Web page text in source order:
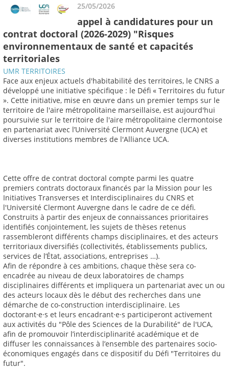
25/05/2026
appel à candidatures pour un
contrat doctoral (2026-2029) "Risques
environnementaux de santé et capacités
territoriales
UMR TERRITOIRES
Face aux enjeux actuels d'habitabilité des territoires, le CNRS a
développé une initiative spécifique : le Défi « Territoires du futur
». Cette initiative, mise en œuvre dans un premier temps sur le
territoire de l'aire métropolitaine marseillaise, est aujourd'hui
poursuivie sur le territoire de l'aire métropolitaine clermontoise
en partenariat avec l’Université Clermont Auvergne (UCA) et
diverses institutions membres de l'Alliance UCA.
Cette offre de contrat doctoral compte parmi les quatre
premiers contrats doctoraux financés par la Mission pour les
Initiatives Transverses et Interdisciplinaires du CNRS et
l'Université Clermont Auvergne dans le cadre de ce défi.
Construits à partir des enjeux de connaissances prioritaires
identifiés conjointement, les sujets de thèses retenus
rassembleront différents champs disciplinaires, et des acteurs
territoriaux diversifiés (collectivités, établissements publics,
services de l’État, associations, entreprises …).
Afin de répondre à ces ambitions, chaque thèse sera co-
encadrée au niveau de deux laboratoires de champs
disciplinaires différents et impliquera un partenariat avec un ou
des acteurs locaux dès le début des recherches dans une
démarche de co-construction interdisciplinaire. Les
doctorant·e·s et leurs encadrant·e·s participeront activement
aux activités du "Pôle des Sciences de la Durabilité" de l'UCA,
afin de promouvoir l’interdisciplinarité académique et de
diffuser les connaissances à l’ensemble des partenaires socio-
économiques engagés dans ce dispositif du Défi "Territoires du
futur".